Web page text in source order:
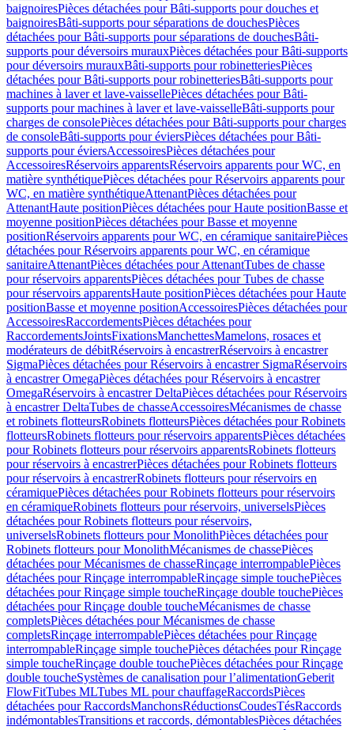
baignoiresPièces détachées pour Bâti-supports pour douches et
baignoiresBâti-supports pour séparations de douchesPièces
détachées pour Bâti-supports pour séparations de douchesBâti-
supports pour déversoirs murauxPièces détachées pour Bâti-supports
pour déversoirs murauxBâti-supports pour robinetteriesPièces
détachées pour Bâti-supports pour robinetteriesBâti-supports pour
machines à laver et lave-vaissellePièces détachées pour Bâti-
supports pour machines à laver et lave-vaisselleBâti-supports pour
charges de consolePièces détachées pour Bâti-supports pour charges
de consoleBâti-supports pour éviersPièces détachées pour Bâti-
supports pour éviersAccessoiresPièces détachées pour
AccessoiresRéservoirs apparentsRéservoirs apparents pour WC, en
matière synthétiquePièces détachées pour Réservoirs apparents pour
WC, en matière synthétiqueAttenantPièces détachées pour
AttenantHaute positionPièces détachées pour Haute positionBasse et
moyenne positionPièces détachées pour Basse et moyenne
positionRéservoirs apparents pour WC, en céramique sanitairePièces
détachées pour Réservoirs apparents pour WC, en céramique
sanitaireAttenantPièces détachées pour AttenantTubes de chasse
pour réservoirs apparentsPièces détachées pour Tubes de chasse
pour réservoirs apparentsHaute positionPièces détachées pour Haute
positionBasse et moyenne positionAccessoiresPièces détachées pour
AccessoiresRaccordementsPièces détachées pour
RaccordementsJointsFixationsManchettesMamelons, rosaces et
modérateurs de débitRéservoirs à encastrerRéservoirs à encastrer
SigmaPièces détachées pour Réservoirs à encastrer SigmaRéservoirs
à encastrer OmegaPièces détachées pour Réservoirs à encastrer
OmegaRéservoirs à encastrer DeltaPièces détachées pour Réservoirs
à encastrer DeltaTubes de chasseAccessoiresMécanismes de chasse
et robinets flotteursRobinets flotteursPièces détachées pour Robinets
flotteursRobinets flotteurs pour réservoirs apparentsPièces détachées
pour Robinets flotteurs pour réservoirs apparentsRobinets flotteurs
pour réservoirs à encastrerPièces détachées pour Robinets flotteurs
pour réservoirs à encastrerRobinets flotteurs pour réservoirs en
céramiquePièces détachées pour Robinets flotteurs pour réservoirs
en céramiqueRobinets flotteurs pour réservoirs, universelsPièces
détachées pour Robinets flotteurs pour réservoirs,
universelsRobinets flotteurs pour MonolithPièces détachées pour
Robinets flotteurs pour MonolithMécanismes de chassePièces
détachées pour Mécanismes de chasseRinçage interrompablePièces
détachées pour Rinçage interrompableRinçage simple touchePièces
détachées pour Rinçage simple toucheRinçage double touchePièces
détachées pour Rinçage double toucheMécanismes de chasse
completsPièces détachées pour Mécanismes de chasse
completsRinçage interrompablePièces détachées pour Rinçage
interrompableRinçage simple touchePièces détachées pour Rinçage
simple toucheRinçage double touchePièces détachées pour Rinçage
double toucheSystèmes de canalisation pour l’alimentationGeberit
FlowFitTubes MLTubes ML pour chauffageRaccordsPièces
détachées pour RaccordsManchonsRéductionsCoudesTésRaccords
indémontablesTransitions et raccords, démontablesPièces détachées